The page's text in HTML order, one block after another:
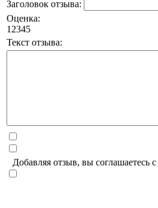
Заголовок отзыва:
Оценка:
1 2345
Текст отзыва:
Добавляя отзыв, вы соглашаетесь с